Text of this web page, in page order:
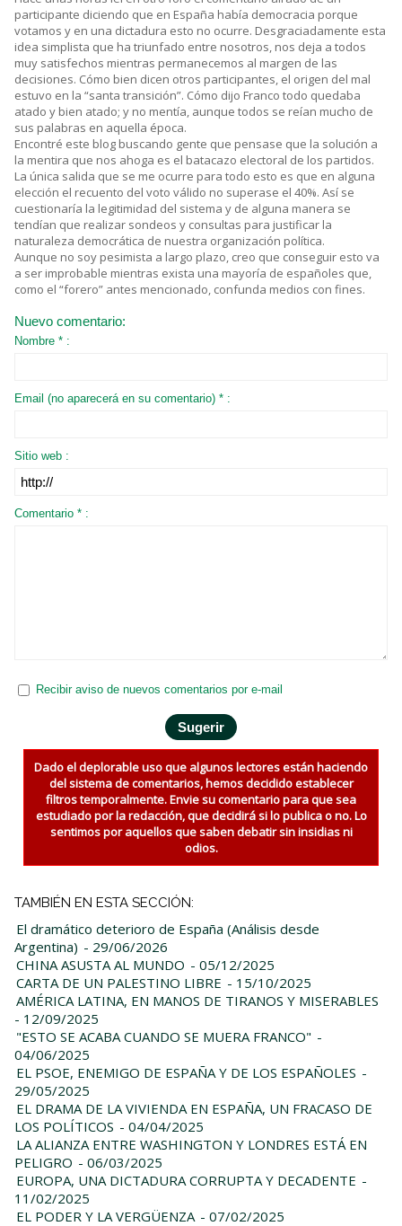
participante diciendo que en España había democracia porque
votamos y en una dictadura esto no ocurre. Desgraciadamente esta
idea simplista que ha triunfado entre nosotros, nos deja a todos
muy satisfechos mientras permanecemos al margen de las
decisiones. Cómo bien dicen otros participantes, el origen del mal
estuvo en la “santa transición”. Cómo dijo Franco todo quedaba
atado y bien atado; y no mentía, aunque todos se reían mucho de
sus palabras en aquella época.
Encontré este blog buscando gente que pensase que la solución a
la mentira que nos ahoga es el batacazo electoral de los partidos.
La única salida que se me ocurre para todo esto es que en alguna
elección el recuento del voto válido no superase el 40%. Así se
cuestionaría la legitimidad del sistema y de alguna manera se
tendían que realizar sondeos y consultas para justificar la
naturaleza democrática de nuestra organización política.
Aunque no soy pesimista a largo plazo, creo que conseguir esto va
a ser improbable mientras exista una mayoría de españoles que,
como el “forero” antes mencionado, confunda medios con fines.
Nuevo comentario:
Nombre * :
Email (no aparecerá en su comentario) * :
Sitio web :
Comentario * :
Recibir aviso de nuevos comentarios por e-mail
Dado el deplorable uso que algunos lectores están haciendo
del sistema de comentarios, hemos decidido establecer
filtros temporalmente. Envie su comentario para que sea
estudiado por la redacción, que decidirá si lo publica o no. Lo
sentimos por aquellos que saben debatir sin insidias ni
odios.
TAMBIÉN EN ESTA SECCIÓN:
El dramático deterioro de España (Análisis desde
Argentina) - 29/06/2026
CHINA ASUSTA AL MUNDO - 05/12/2025
CARTA DE UN PALESTINO LIBRE - 15/10/2025
AMÉRICA LATINA, EN MANOS DE TIRANOS Y MISERABLES
- 12/09/2025
"ESTO SE ACABA CUANDO SE MUERA FRANCO" -
04/06/2025
EL PSOE, ENEMIGO DE ESPAÑA Y DE LOS ESPAÑOLES -
29/05/2025
EL DRAMA DE LA VIVIENDA EN ESPAÑA, UN FRACASO DE
LOS POLÍTICOS - 04/04/2025
LA ALIANZA ENTRE WASHINGTON Y LONDRES ESTÁ EN
PELIGRO - 06/03/2025
EUROPA, UNA DICTADURA CORRUPTA Y DECADENTE -
11/02/2025
EL PODER Y LA VERGÜENZA - 07/02/2025